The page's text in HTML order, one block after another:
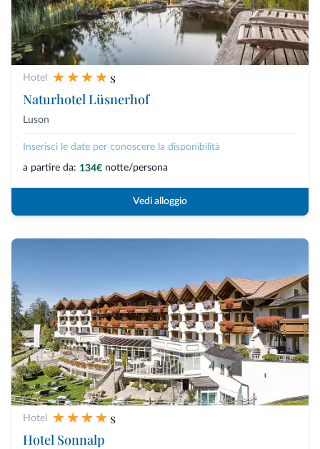
Hotel
s
Naturhotel Lüsnerhof
Luson
Inserisci le date per conoscere la disponibilità
a partire da: 134€ notte/persona
Vedi alloggio
Hotel
s
Hotel Sonnalp